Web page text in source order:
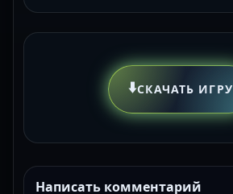
⬇️СКАЧАТЬ ИГРУ
Написать комментарий